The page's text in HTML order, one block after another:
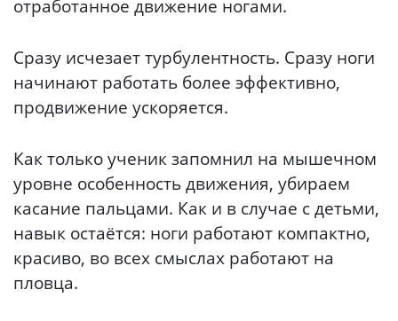
отработанное движение ногами.
Сразу исчезает турбулентность. Сразу ноги
начинают работать более эффективно,
продвижение ускоряется.
Как только ученик запомнил на мышечном
уровне особенность движения, убираем
касание пальцами. Как и в случае с детьми,
навык остаётся: ноги работают компактно,
красиво, во всех смыслах работают на
пловца.